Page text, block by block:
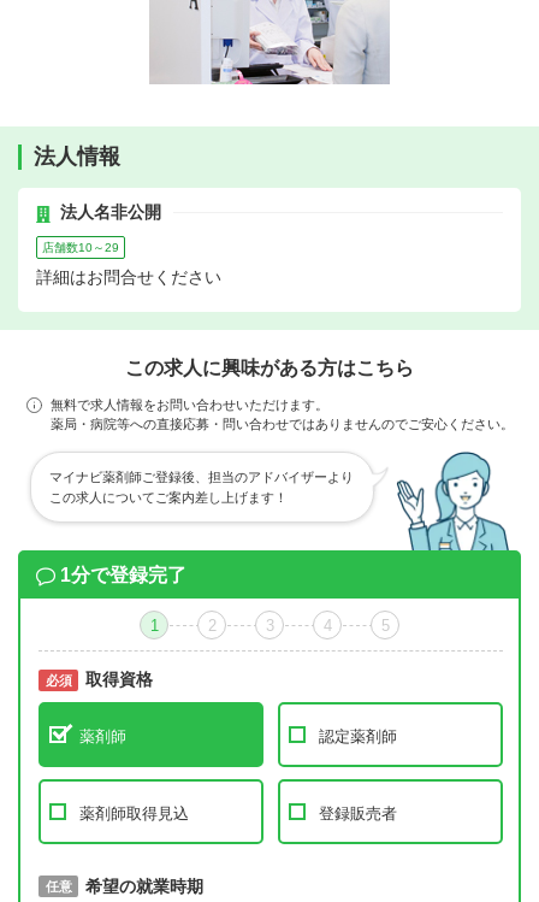
法人情報
法人名非公開
店舗数10～29
詳細はお問合せください
この求人に興味がある方はこちら
無料で求人情報をお問い合わせいただけます。
薬局・病院等への直接応募・問い合わせではありませんのでご安心ください。
マイナビ薬剤師ご登録後、担当のアドバイザーより
この求人についてご案内差し上げます！
1分で登録完了
1 2 3 4 5
必須 取得資格
薬剤師 認定薬剤師
薬剤師取得見込 登録販売者
必須 取得予定年
任意 希望の就業時期